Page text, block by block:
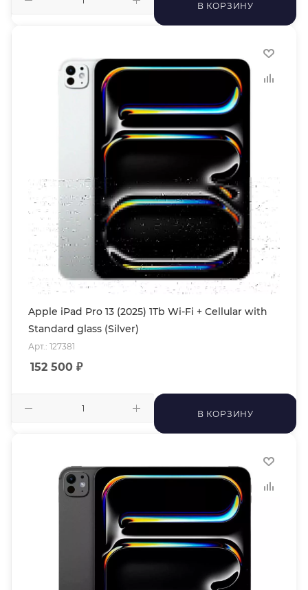
В КОРЗИНУ
Apple iPad Pro 13 (2025) 1Tb Wi-Fi + Cellular with
Standard glass (Silver)
Арт.: 127381
152 500 ₽
В КОРЗИНУ